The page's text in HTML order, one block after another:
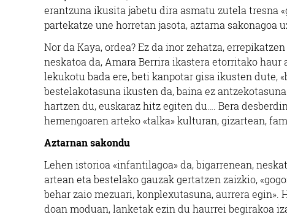
erantzuna ikusita jabetu dira asmatu zutela tresna
partekatze une horretan jasota, aztarna sakonagoa
Nor da Kaya, ordea? Ez da inor zehatza,
neskatoa da, Amara Berrira ikastera etorritako
lekukotu bada ere, beti kanpotar gisa ikusten dute,
bestelakotasuna ikusten da, baina ez
hartzen du, euskaraz hitz egiten du…. Bera
hemengoaren arteko «talka» kulturan, gizartean,
Aztarnan sakondu
Lehen istorioa «infantilagoa» da, bigarrenean,
artean eta bestelako gauzak gertatzen zaizkio,
behar zaio mezuari, konplexutasuna, aurrera egin».
doan moduan, lanketak ezin du haurrei begirakoa